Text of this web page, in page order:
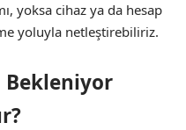
yoksa cihaz ya da hesap
yoluyla netleştirebiliriz.
Bekleniyor